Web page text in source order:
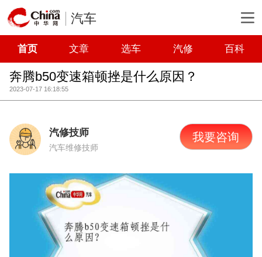
汽车
首页 文章 选车 汽修 百科
奔腾b50变速箱顿挫是什么原因？
2023-07-17 16:18:55
汽修技师
汽车维修技师
我要咨询